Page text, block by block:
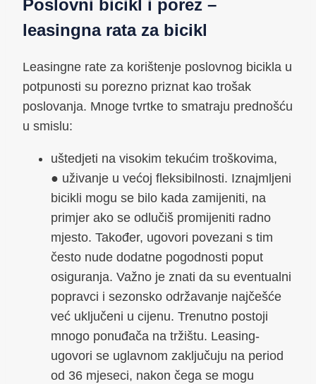
Poslovni bicikl i porez –
leasingna rata za bicikl
Leasingne rate za korištenje poslovnog bicikla u
potpunosti su porezno priznat kao trošak
poslovanja. Mnoge tvrtke to smatraju prednošću
u smislu:
uštedjeti na visokim tekućim troškovima,
● uživanje u većoj fleksibilnosti. Iznajmljeni
bicikli mogu se bilo kada zamijeniti, na
primjer ako se odlučiš promijeniti radno
mjesto. Također, ugovori povezani s tim
često nude dodatne pogodnosti poput
osiguranja. Važno je znati da su eventualni
popravci i sezonsko održavanje najčešće
već uključeni u cijenu. Trenutno postoji
mnogo ponuđača na tržištu. Leasing-
ugovori se uglavnom zaključuju na period
od 36 mjeseci, nakon čega se mogu